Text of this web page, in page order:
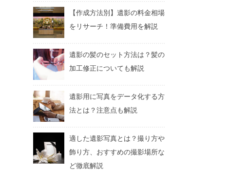
【作成方法別】遺影の料金相場
をリサーチ！準備費用を解説
遺影の髪のセット方法は？髪の
加工修正についても解説
遺影用に写真をデータ化する方
法とは？注意点も解説
適した遺影写真とは？撮り方や
飾り方、おすすめの撮影場所な
ど徹底解説